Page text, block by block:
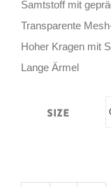
Samtstoff mit
Transparente
Hoher Kragen mit
Lange Ärmel
Size